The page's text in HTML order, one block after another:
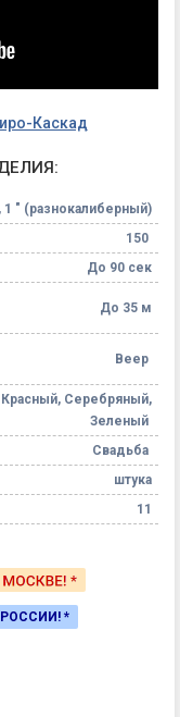
Каскад
1 " (разнокалиберный)
150
До 90 сек
До 35 м
Веер
Серебряный,
Зеленый
Свадьба
штука
11
*